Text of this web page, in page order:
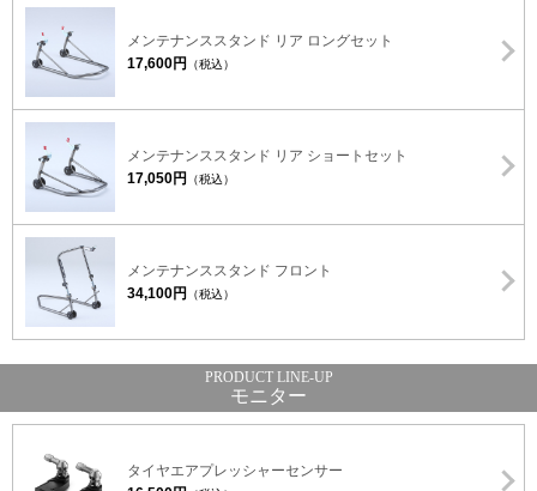
メンテナンススタンド リア ロングセット
17,600円 （税込）
メンテナンススタンド リア ショートセット
17,050円 （税込）
メンテナンススタンド フロント
34,100円 （税込）
モニター
タイヤエアプレッシャーセンサー